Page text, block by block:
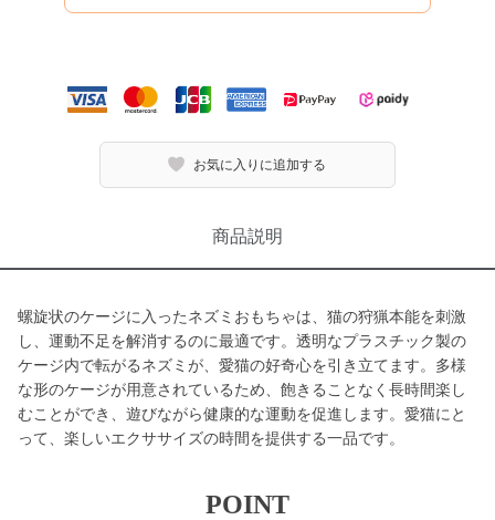
お気に入りに追加する
商品説明
螺旋状のケージに入ったネズミおもちゃは、猫の狩猟本能を刺激
し、運動不足を解消するのに最適です。透明なプラスチック製の
ケージ内で転がるネズミが、愛猫の好奇心を引き立てます。多様
な形のケージが用意されているため、飽きることなく長時間楽し
むことができ、遊びながら健康的な運動を促進します。愛猫にと
って、楽しいエクササイズの時間を提供する一品です。
POINT